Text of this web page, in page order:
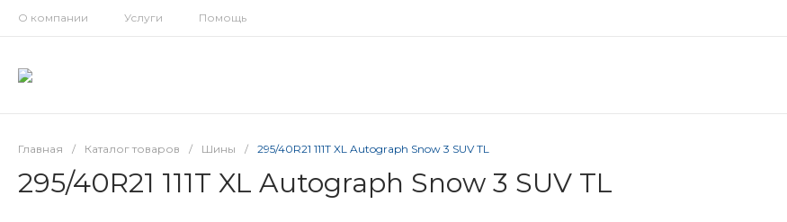
О компании Услуги Помощь
Главная / Каталог товаров / Шины / 295/40R21 111T XL Autograph Snow 3 SUV TL
295/40R21 111T XL Autograph Snow 3 SUV TL